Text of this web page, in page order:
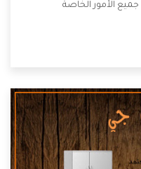
الأمور الخاصة
لكم .